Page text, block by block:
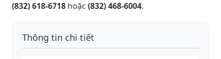
(832) 618-6718 hoặc (832) 468-6004.
Thông tin chi tiết